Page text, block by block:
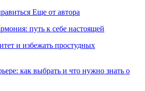
Еще от автора
путь к себе настоящей
и избежать простудных
как выбрать и что нужно знать о